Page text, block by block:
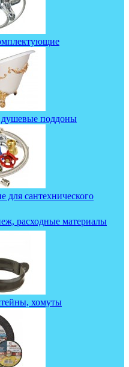
поддоны
сантехнического
расходные материалы
хомуты